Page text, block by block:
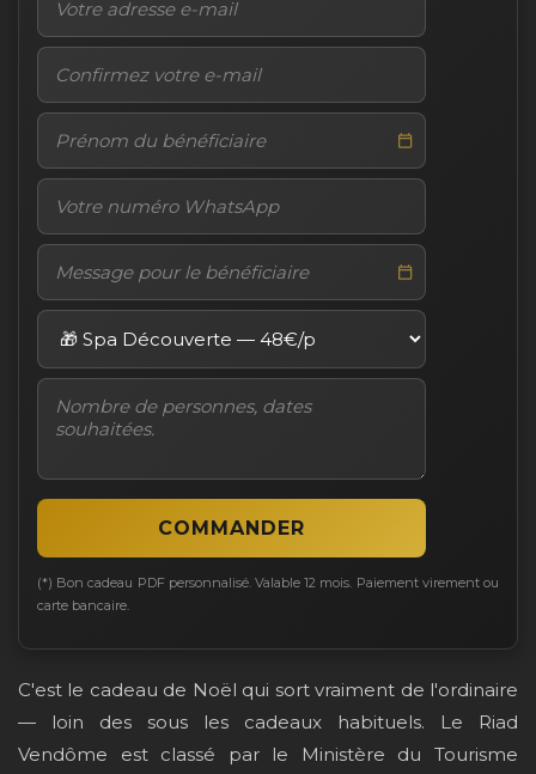
(*) Bon cadeau PDF personnalisé. Valable 12 mois. Paiement virement ou
carte bancaire.
C'est le cadeau de Noël qui sort vraiment de l'ordinaire
— loin des sous les cadeaux habituels. Le Riad
Vendôme est classé par le Ministère du Tourisme